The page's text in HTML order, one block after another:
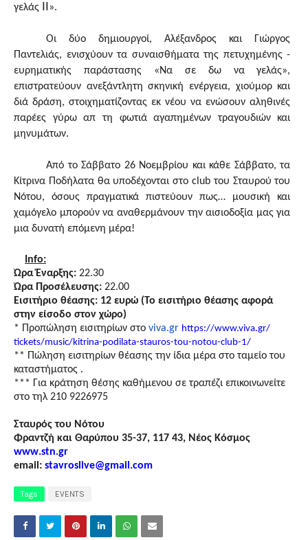
γελάς ΙΙ».
Οι δύο δημιουργοί, Αλέξανδρος και Γιώργος
Παντελιάς, ενισχύουν τα συναισθήματα της πετυχημένης -
ευρηματικής παράστασης «Να σε δω να γελάς»,
επιστρατεύουν ανεξάντλητη σκηνική ενέργεια, χιούμορ και
διά δράση, στοιχηματίζοντας εκ νέου να ενώσουν αληθινές
παρέες γύρω απ τη φωτιά αγαπημένων τραγουδιών και
μηνυμάτων.
Από το Σάββατο 26 Νοεμβρίου και κάθε Σάββατο, τα
Κίτρινα Ποδήλατα θα υποδέχονται στοclub του Σταυρού του
Νότου, όσους πραγματικά πιστεύουν πως… μουσική και
χαμόγελο μπορούν να αναθερμάνουν την αισιοδοξία μας για
μια δυνατή επόμενη μέρα!
Info:
Ώρα Έναρξης: 22.30
Ώρα Προσέλευσης: 22.00
Εισιτήριο θέασης: 12 ευρώ (Το εισιτήριο θέασης αφορά
στην είσοδο στον χώρο)
* Προπώληση εισιτηρίων στο viva.gr https://www.viva.gr/
tickets/music/kitrina-podilata-stauros-tou-notou-club-1/
** Πώληση εισιτηρίων θέασης την ίδια μέρα στο ταμείο του
καταστήματος .
*** Για κράτηση θέσης καθήμενου σε τραπέζι επικοινωνείτε
στο τηλ 210 9226975
Σταυρός του Νότου
Φραντζή και Θαρύπου 35-37, 117 43, Νέος Κόσμος
www.stn.gr
email: stavroslive@gmail.com
Tags EVENTS